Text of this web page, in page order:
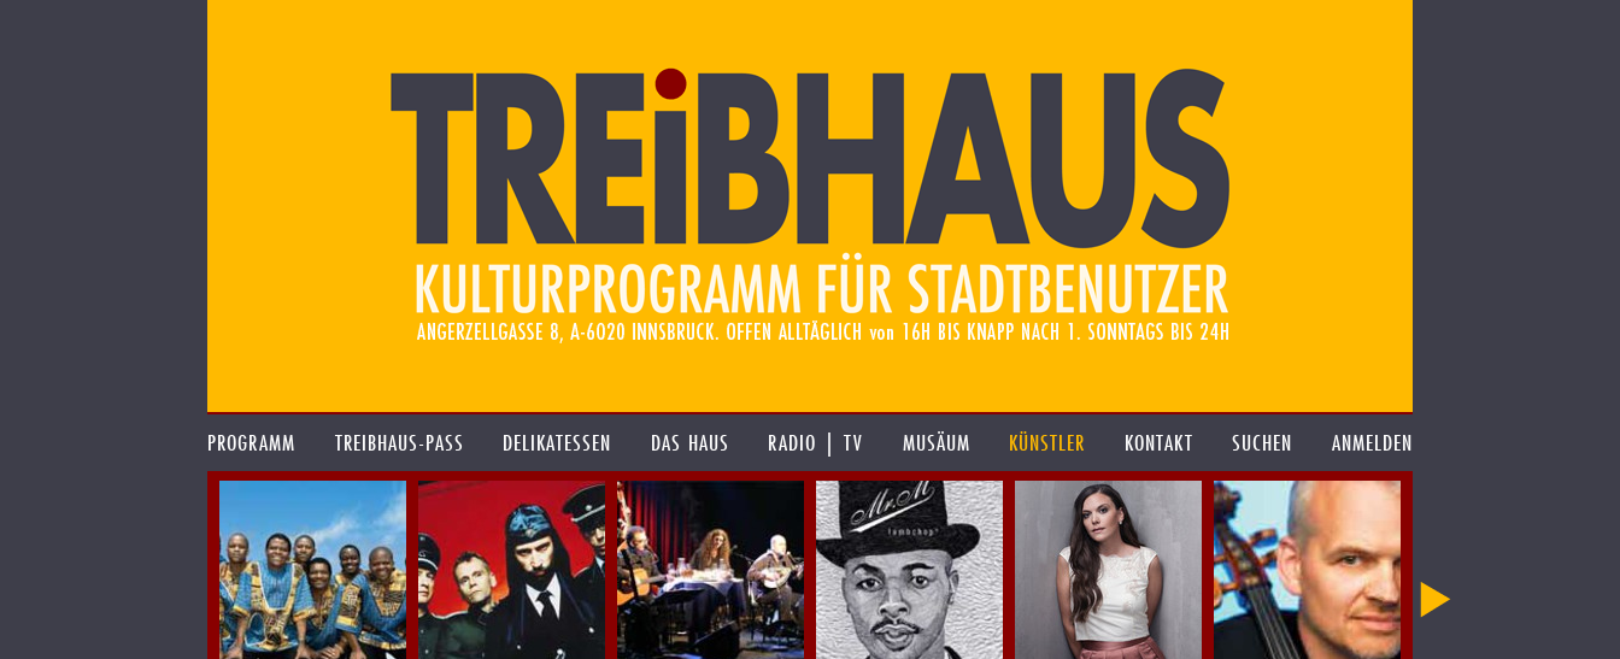
PROGRAMM TREIBHAUS-PASS DELIKATESSEN DAS HAUS RADIO | TV MUSÄUM KÜNSTLER KONTAKT SUCHEN ANMELDEN